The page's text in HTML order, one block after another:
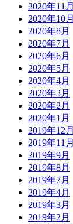
2020年11月
2020年10月
2020年8月
2020年7月
2020年6月
2020年5月
2020年4月
2020年3月
2020年2月
2020年1月
2019年12月
2019年11月
2019年9月
2019年8月
2019年7月
2019年4月
2019年3月
2019年2月